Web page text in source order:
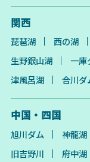
関西
琵琶湖 西の湖
生野銀山湖
一庫
津風呂湖
合川ダ
中国・四国
旭川ダム 神龍湖
旧吉野川
府中湖